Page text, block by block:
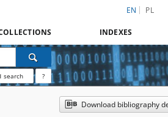
EN PL
INDEXES
search ?
Download bibliography